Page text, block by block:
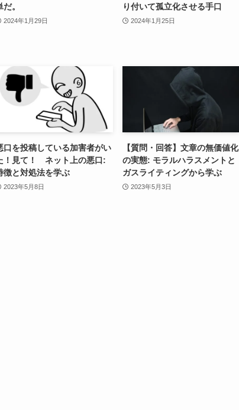
だ。
2024年1月29日
り付いて孤立化させる手口
2024年1月25日
口を投稿している加害者がい
！見て！ ネット上の悪口:
徴と対処法を学ぶ
2023年5月8日
【質問・回答】文章の無価値化
の実態: モラルハラスメントと
ガスライティングから学ぶ
2023年5月3日